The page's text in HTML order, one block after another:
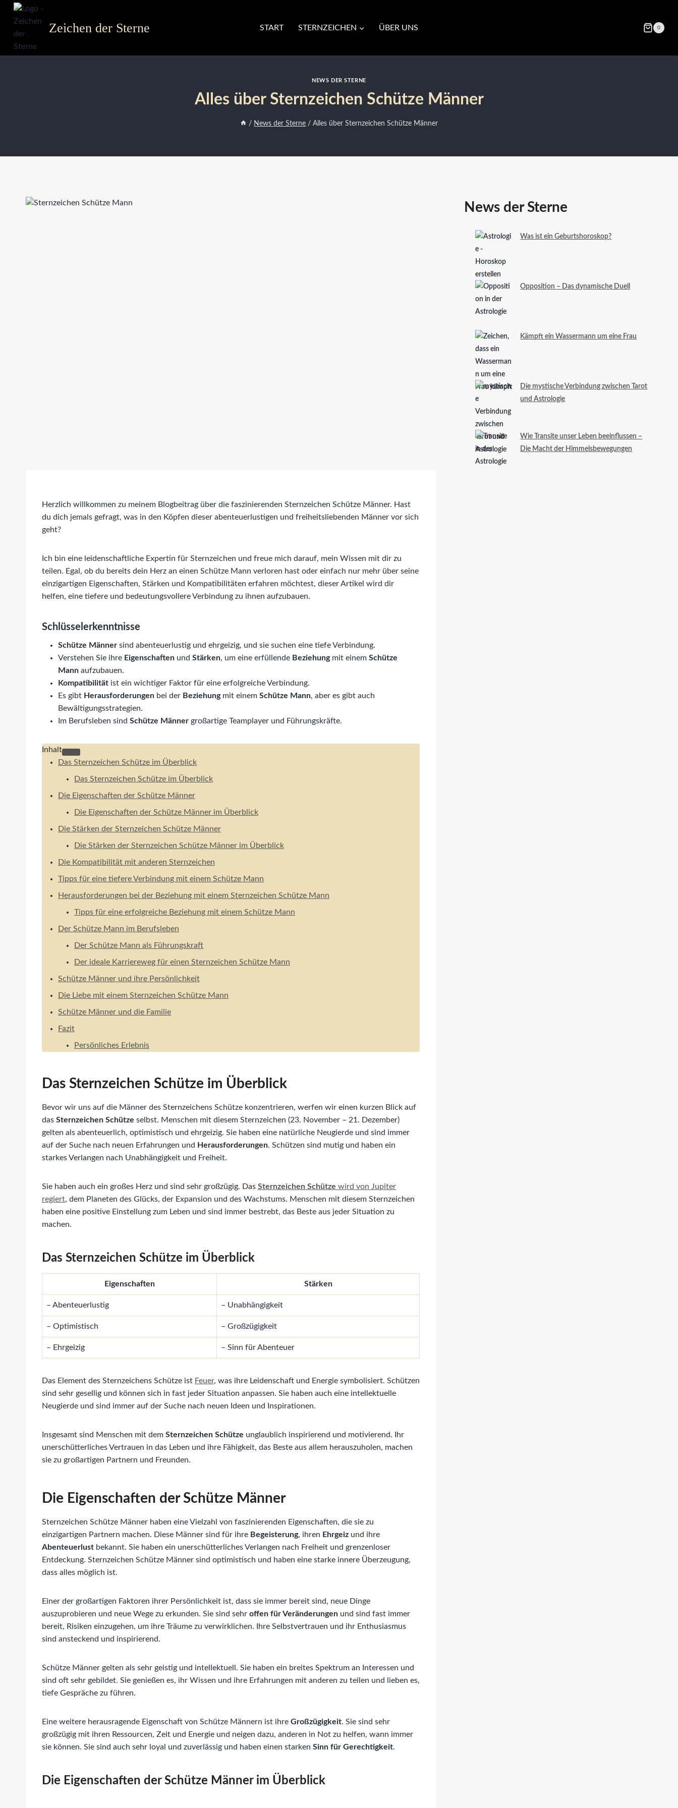
Zum
Inhalt
springen
Zeichen der Sterne START STERNZEICHEN ÜBER UNS 0
NEWS DER STERNE
Alles über Sternzeichen Schütze Männer
/ News der Sterne / Alles über Sternzeichen Schütze Männer
Herzlich willkommen zu meinem Blogbeitrag über die faszinierenden Sternzeichen Schütze Männer. Hast
du dich jemals gefragt, was in den Köpfen dieser abenteuerlustigen und freiheitsliebenden Männer vor sich
geht?
Ich bin eine leidenschaftliche Expertin für Sternzeichen und freue mich darauf, mein Wissen mit dir zu
teilen. Egal, ob du bereits dein Herz an einen Schütze Mann verloren hast oder einfach nur mehr über seine
einzigartigen Eigenschaften, Stärken und Kompatibilitäten erfahren möchtest, dieser Artikel wird dir
helfen, eine tiefere und bedeutungsvollere Verbindung zu ihnen aufzubauen.
Schlüsselerkenntnisse
Schütze Männer sind abenteuerlustig und ehrgeizig, und sie suchen eine tiefe Verbindung.
Verstehen Sie ihre Eigenschaften und Stärken, um eine erfüllende Beziehungmit einem Schütze
Mann aufzubauen.
Kompatibilität ist ein wichtiger Faktor für eine erfolgreiche Verbindung.
Es gibt Herausforderungen bei der Beziehungmit einem Schütze Mann, aber es gibt auch
Bewältigungsstrategien.
Im Berufsleben sind Schütze Männer großartige Teamplayer und Führungskräfte.
Inhalt
Das Sternzeichen Schütze im Überblick
Das Sternzeichen Schütze im Überblick
Die Eigenschaften der Schütze Männer
Die Eigenschaften der Schütze Männer im Überblick
Die Stärken der Sternzeichen Schütze Männer
Die Stärken der Sternzeichen Schütze Männer im Überblick
Die Kompatibilität mit anderen Sternzeichen
Tipps für eine tiefere Verbindung mit einem Schütze Mann
Herausforderungen bei der Beziehung mit einem Sternzeichen Schütze Mann
Tipps für eine erfolgreiche Beziehung mit einem Schütze Mann
Der Schütze Mann im Berufsleben
Der Schütze Mann als Führungskraft
Der ideale Karriereweg für einen Sternzeichen Schütze Mann
Schütze Männer und ihre Persönlichkeit
Die Liebe mit einem Sternzeichen Schütze Mann
Schütze Männer und die Familie
Fazit
Persönliches Erlebnis
Das Sternzeichen Schütze im Überblick
Bevor wir uns auf die Männer des Sternzeichens Schütze konzentrieren, werfen wir einen kurzen Blick auf
das Sternzeichen Schütze selbst. Menschen mit diesem Sternzeichen (23. November – 21. Dezember)
gelten als abenteuerlich, optimistisch und ehrgeizig. Sie haben eine natürliche Neugierde und sind immer
auf der Suche nach neuen Erfahrungen und Herausforderungen. Schützen sind mutig und haben ein
starkes Verlangen nach Unabhängigkeit und Freiheit.
Sie haben auch ein großes Herz und sind sehr großzügig. Das Sternzeichen Schütze wird von Jupiter
regiert, dem Planeten des Glücks, der Expansion und des Wachstums. Menschen mit diesem Sternzeichen
haben eine positive Einstellung zum Leben und sind immer bestrebt, das Beste aus jeder Situation zu
machen.
Das Sternzeichen Schütze im Überblick
Eigenschaften Stärken
– Abenteuerlustig – Unabhängigkeit
– Optimistisch – Großzügigkeit
– Ehrgeizig – Sinn für Abenteuer
Das Element des Sternzeichens Schütze ist Feuer, was ihre Leidenschaft und Energie symbolisiert. Schützen
sind sehr gesellig und können sich in fast jeder Situation anpassen. Sie haben auch eine intellektuelle
Neugierde und sind immer auf der Suche nach neuen Ideen und Inspirationen.
Insgesamt sind Menschen mit dem Sternzeichen Schütze unglaublich inspirierend und motivierend. Ihr
unerschütterliches Vertrauen in das Leben und ihre Fähigkeit, das Beste aus allem herauszuholen, machen
sie zu großartigen Partnern und Freunden.
Die Eigenschaften der Schütze Männer
Sternzeichen Schütze Männer haben eine Vielzahl von faszinierenden Eigenschaften, die sie zu
einzigartigen Partnern machen. Diese Männer sind für ihre Begeisterung, ihren Ehrgeiz und ihre
Abenteuerlust bekannt. Sie haben ein unerschütterliches Verlangen nach Freiheit und grenzenloser
Entdeckung. Sternzeichen Schütze Männer sind optimistisch und haben eine starke innere Überzeugung,
dass alles möglich ist.
Einer der großartigen Faktoren ihrer Persönlichkeit ist, dass sie immer bereit sind, neue Dinge
auszuprobieren und neue Wege zu erkunden. Sie sind sehr offen für Veränderungen und sind fast immer
bereit, Risiken einzugehen, um ihre Träume zu verwirklichen. Ihre Selbstvertrauen und ihr Enthusiasmus
sind ansteckend und inspirierend.
Schütze Männer gelten als sehr geistig und intellektuell. Sie haben ein breites Spektrum an Interessen und
sind oft sehr gebildet. Sie genießen es, ihr Wissen und ihre Erfahrungen mit anderen zu teilen und lieben es,
tiefe Gespräche zu führen.
Eine weitere herausragende Eigenschaft von Schütze Männern ist ihre Großzügigkeit. Sie sind sehr
großzügig mit ihren Ressourcen, Zeit und Energie und neigen dazu, anderen in Not zu helfen, wann immer
sie können. Sie sind auch sehr loyal und zuverlässig und haben einen starken Sinn für Gerechtigkeit.
Die Eigenschaften der Schütze Männer im Überblick
News der Sterne
Was ist ein Geburtshoroskop?
Opposition – Das dynamische Duell
Kämpft ein Wassermann um eine Frau
Die mystische Verbindung zwischen Tarot
und Astrologie
Wie Transite unser Leben beeinflussen –
Die Macht der Himmelsbewegungen